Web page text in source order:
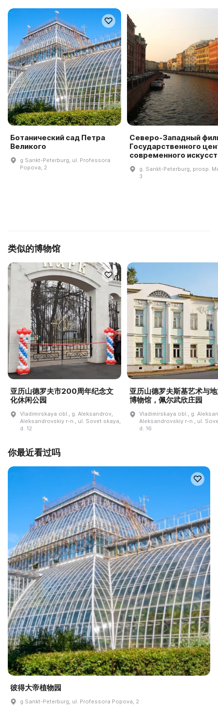
Ботанический сад Петра
Великого
g Sankt-Peterburg, ul. Professora
Popova, 2
Северо-Западный
Государственного
современного
g. Sankt-Peterburg, prosp.
3
类似的博物馆
亚历山德罗夫市200周年纪念文
化休闲公园
Vladimirskaya obl., g. Aleksandrov,
Aleksandrovskiy r-n., ul. Sovet·skaya,
d. 12
亚历山德罗夫斯基艺术与
博物馆，佩尔武欣庄园
Vladimirskaya obl., g.
Aleksandrovskiy r-n., ul.
d. 16
你最近看过吗
彼得大帝植物园
g Sankt-Peterburg, ul. Professora Popova, 2